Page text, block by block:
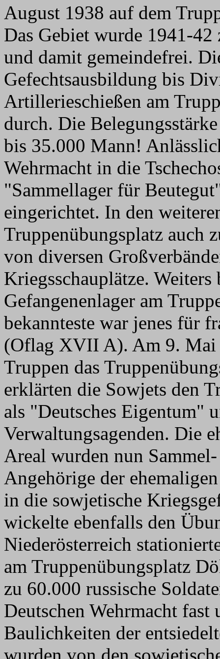
August 1938 auf dem
Das Gebiet wurde 1941-
und damit gemeindefrei.
Gefechtsausbildung bis
Artillerieschießen am
durch. Die
bis 35.000 Mann!
Wehrmacht in die
"Sammellager für
eingerichtet. In den
Truppenübungsplatz auch
von diversen
Kriegsschauplätze.
Gefangenenlager am
bekannteste war jenes für
(Oflag XVII A). Am 9. Mai
Truppen das
erklärten die Sowjets den
als "Deutsches Eigentum"
Verwaltungsagenden. Die
Areal wurden nun
Angehörige der
in die sowjetische
wickelte ebenfalls den
Niederösterreich
am Truppenübungsplatz
zu 60.000 russische
Deutschen Wehrmacht fast
Baulichkeiten der